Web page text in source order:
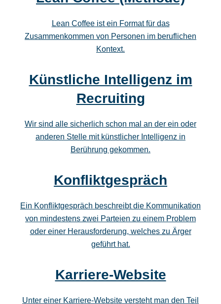
Lean Coffee ist ein Format für das
Zusammenkommen von Personen im beruflichen
Kontext.
Künstliche Intelligenz im
Recruiting
Wir sind alle sicherlich schon mal an der ein oder
anderen Stelle mit künstlicher Intelligenz in
Berührung gekommen.
Konfliktgespräch
Ein Konfliktgespräch beschreibt die Kommunikation
von mindestens zwei Parteien zu einem Problem
oder einer Herausforderung, welches zu Ärger
geführt hat.
Karriere-Website
Unter einer Karriere-Website versteht man den Teil